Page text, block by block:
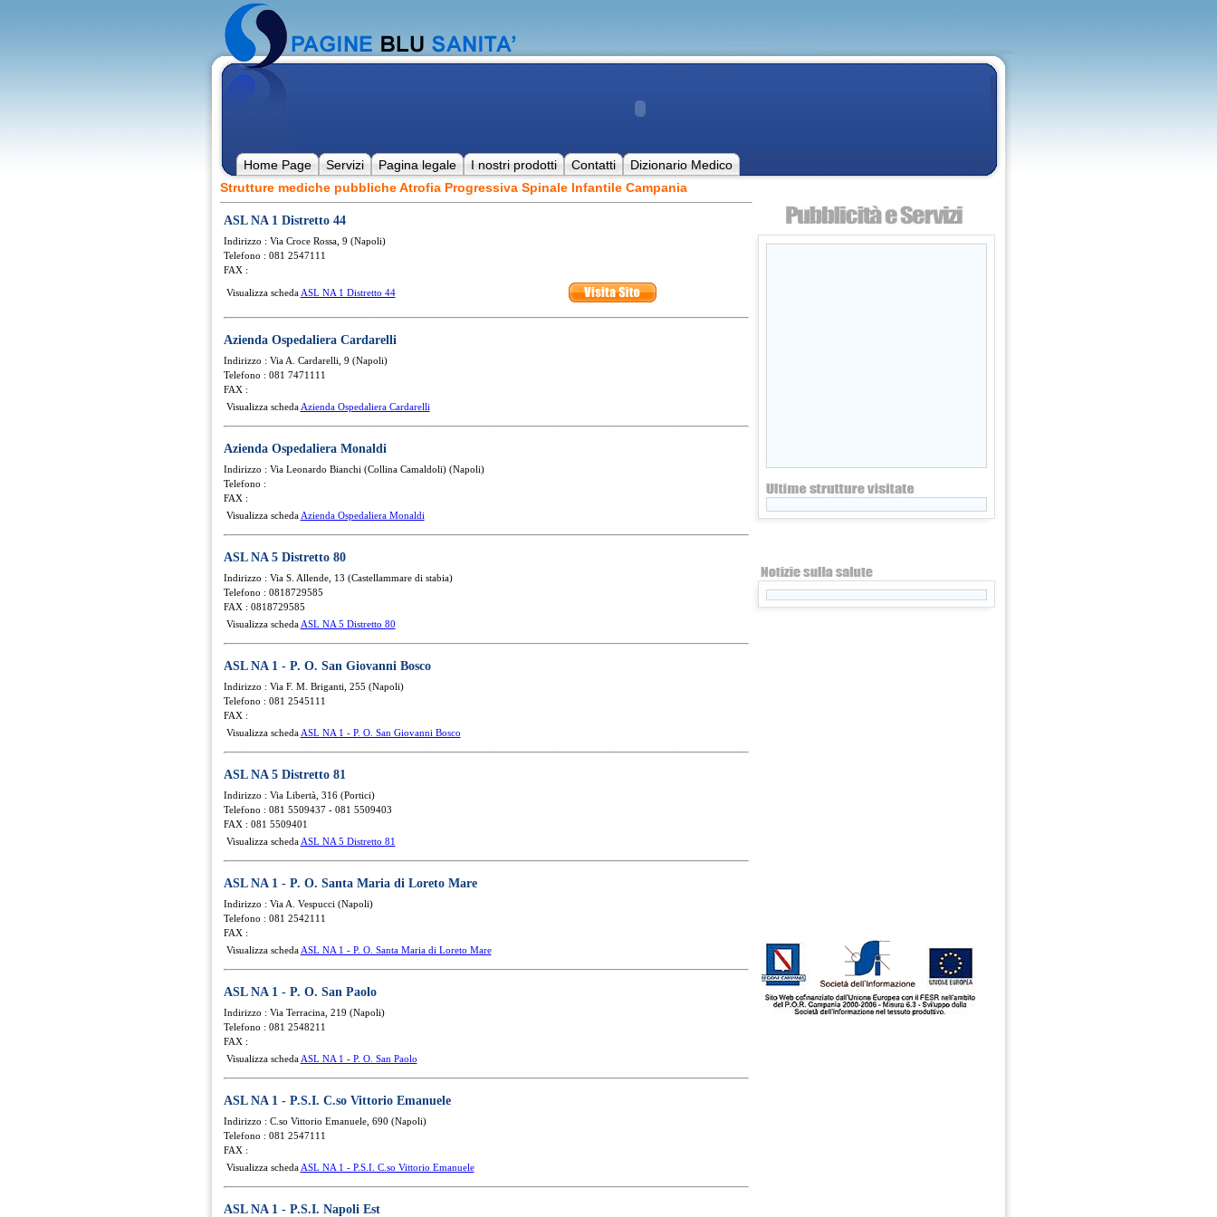
Home Page Servizi Pagina legale I nostri prodotti Contatti
Dizionario Medico
Strutture mediche pubbliche Atrofia Progressiva Spinale Infantile Campania
ASL NA 1 Distretto 44
Indirizzo : Via Croce Rossa, 9 (Napoli)
Telefono : 081 2547111
FAX :
Visualizza scheda ASL NA 1 Distretto 44
Azienda Ospedaliera Cardarelli
Indirizzo : Via A. Cardarelli, 9 (Napoli)
Telefono : 081 7471111
FAX :
Visualizza scheda Azienda Ospedaliera Cardarelli
Azienda Ospedaliera Monaldi
Indirizzo : Via Leonardo Bianchi (Collina Camaldoli) (Napoli)
Telefono :
FAX :
Visualizza scheda Azienda Ospedaliera Monaldi
ASL NA 5 Distretto 80
Indirizzo : Via S. Allende, 13 (Castellammare di stabia)
Telefono : 0818729585
FAX : 0818729585
Visualizza scheda ASL NA 5 Distretto 80
ASL NA 1 - P. O. San Giovanni Bosco
Indirizzo : Via F. M. Briganti, 255 (Napoli)
Telefono : 081 2545111
FAX :
Visualizza scheda ASL NA 1 - P. O. San Giovanni Bosco
ASL NA 5 Distretto 81
Indirizzo : Via Libertà, 316 (Portici)
Telefono : 081 5509437 - 081 5509403
FAX : 081 5509401
Visualizza scheda ASL NA 5 Distretto 81
ASL NA 1 - P. O. Santa Maria di Loreto Mare
Indirizzo : Via A. Vespucci (Napoli)
Telefono : 081 2542111
FAX :
Visualizza scheda ASL NA 1 - P. O. Santa Maria di Loreto Mare
ASL NA 1 - P. O. San Paolo
Indirizzo : Via Terracina, 219 (Napoli)
Telefono : 081 2548211
FAX :
Visualizza scheda ASL NA 1 - P. O. San Paolo
ASL NA 1 - P.S.I. C.so Vittorio Emanuele
Indirizzo : C.so Vittorio Emanuele, 690 (Napoli)
Telefono : 081 2547111
FAX :
Visualizza scheda ASL NA 1 - P.S.I. C.so Vittorio Emanuele
ASL NA 1 - P.S.I. Napoli Est